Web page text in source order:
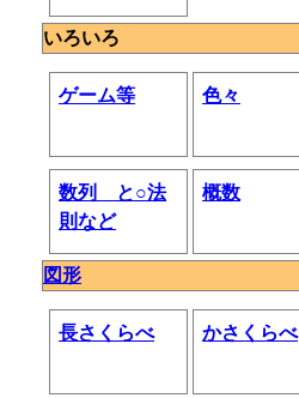
いろいろ
ゲーム等 色々
数列 と○法
則など
概数
図形
長さくらべ かさくらべ